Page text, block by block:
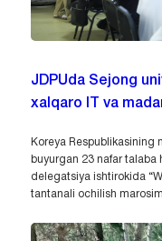
JDPUda Sejong
xalqaro IT va
Koreya Respublikasining
buyurgan 23 nafar
delegatsiya ishtirokida
tantanali ochilish